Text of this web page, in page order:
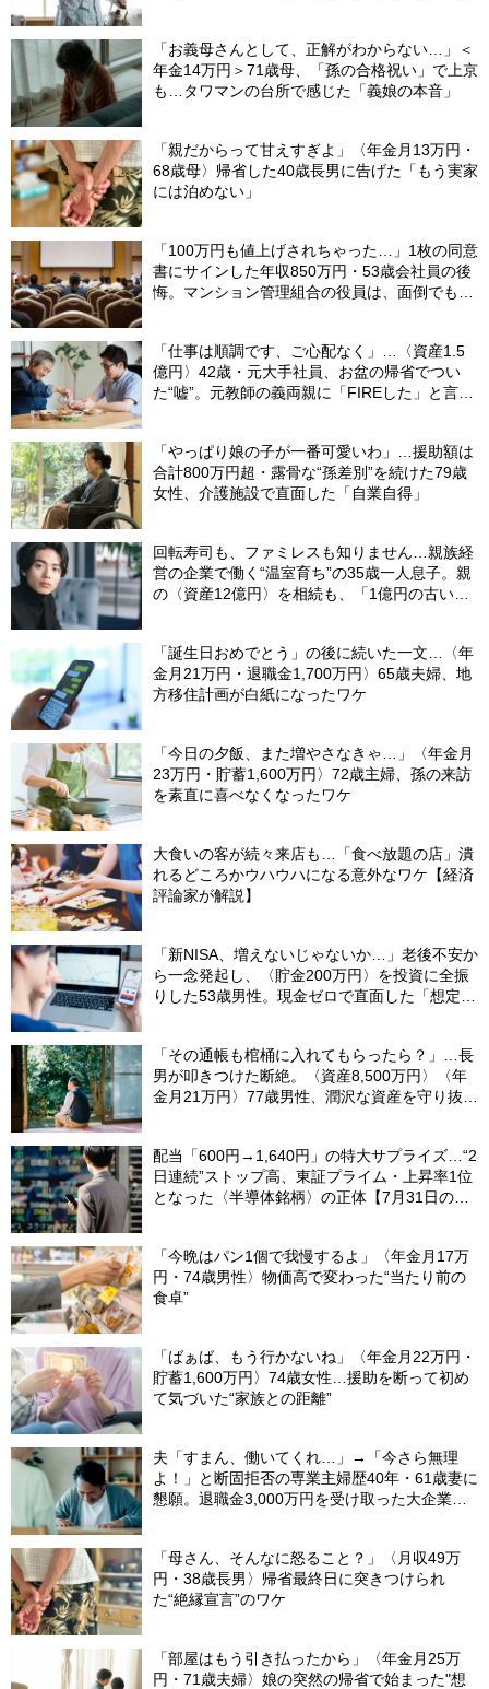
「お義母さんとして、正解がわからない…」＜
年金14万円＞71歳母、「孫の合格祝い」で上京
も…タワマンの台所で感じた「義娘の本音」
「親だからって甘えすぎよ」〈年金月13万円・
68歳母〉帰省した40歳長男に告げた「もう実家
には泊めない」
「100万円も値上げされちゃった…」1枚の同意
書にサインした年収850万円・53歳会社員の後
悔。マンション管理組合の役員は、面倒でも自
「仕事は順調です、ご心配なく」…〈資産1.5
億円〉42歳・元大手社員、お盆の帰省でつい
た“嘘”。元教師の義両親に「FIREした」と言え
「やっぱり娘の子が一番可愛いわ」…援助額は
合計800万円超・露骨な“孫差別”を続けた79歳
女性、介護施設で直面した「自業自得」
回転寿司も、ファミレスも知りません…親族経
営の企業で働く“温室育ち”の35歳一人息子。親
の〈資産12億円〉を相続も、「1億円の古いビ
「誕生日おめでとう」の後に続いた一文…〈年
金月21万円・退職金1,700万円〉65歳夫婦、地
方移住計画が白紙になったワケ
「今日の夕飯、また増やさなきゃ…」〈年金月
23万円・貯蓄1,600万円〉72歳主婦、孫の来訪
を素直に喜べなくなったワケ
大食いの客が続々来店も…「食べ放題の店」潰
れるどころかウハウハになる意外なワケ【経済
評論家が解説】
「新NISA、増えないじゃないか…」老後不安か
ら一念発起し、〈貯金200万円〉を投資に全振
りした53歳男性。現金ゼロで直面した「想定外
「その通帳も棺桶に入れてもらったら？」…長
男が叩きつけた断絶。〈資産8,500万円〉〈年
金月21万円〉77歳男性、潤沢な資産を守り抜い
配当「600円→1,640円」の特大サプライズ…“2
日連続”ストップ高、東証プライム・上昇率1位
となった〈半導体銘柄〉の正体【7月31日の国
「今晩はパン1個で我慢するよ」〈年金月17万
円・74歳男性〉物価高で変わった“当たり前の
食卓”
「ばぁば、もう行かないね」〈年金月22万円・
貯蓄1,600万円〉74歳女性…援助を断って初め
て気づいた“家族との距離”
夫「すまん、働いてくれ…」→「今さら無理
よ！」と断固拒否の専業主婦歴40年・61歳妻に
懇願。退職金3,000万円を受け取った大企業元
「母さん、そんなに怒ること？」〈月収49万
円・38歳長男〉帰省最終日に突きつけられ
た“絶縁宣言”のワケ
「部屋はもう引き払ったから」〈年金月25万
円・71歳夫婦〉娘の突然の帰省で始まった"想